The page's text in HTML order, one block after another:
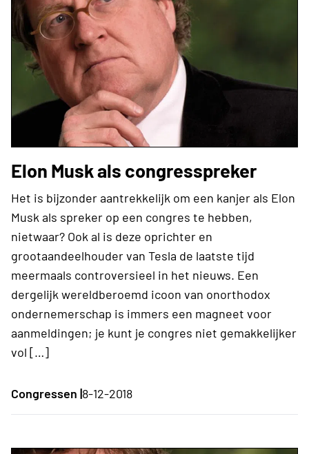
Elon Musk als congresspreker
Het is bijzonder aantrekkelijk om een kanjer als Elon
Musk als spreker op een congres te hebben,
nietwaar? Ook al is deze oprichter en
grootaandeelhouder van Tesla de laatste tijd
meermaals controversieel in het nieuws. Een
dergelijk wereldberoemd icoon van onorthodox
ondernemerschap is immers een magneet voor
aanmeldingen; je kunt je congres niet gemakkelijker
vol […]
Congressen |8-12-2018